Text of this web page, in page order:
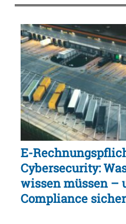
E-
Cybersecurity:
wissen müssen –
Compliance